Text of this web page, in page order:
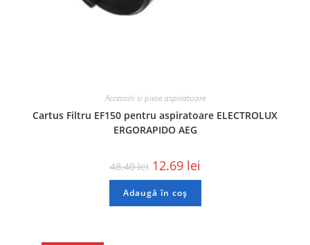
Accesorii si piese aspiratoare
Cartus Filtru EF150 pentru aspiratoare ELECTROLUX
ERGORAPIDO AEG
48.40lei 12.69 lei
Adaugă în coș